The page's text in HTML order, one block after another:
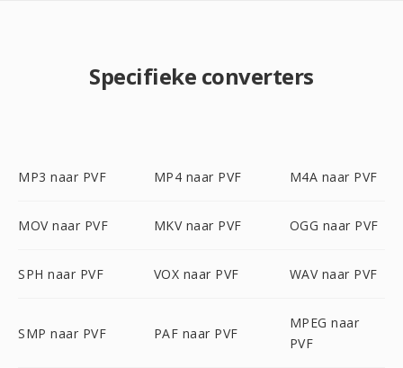
Specifieke converters
MP3 naar PVF MP4 naar PVF M4A naar PVF
MOV naar PVF MKV naar PVF OGG naar PVF
SPH naar PVF VOX naar PVF WAV naar PVF
SMP naar PVF PAF naar PVF
MPEG naar
PVF